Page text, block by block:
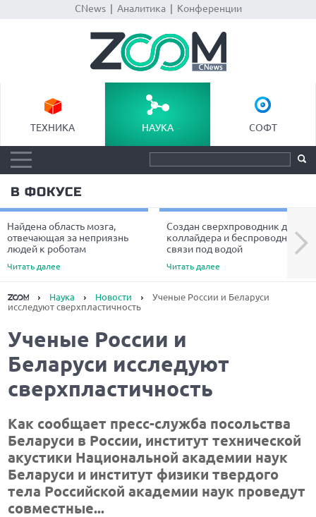
CNews| Аналитика| Конференции
ТЕХНИКА НАУКА СОФТ
В ФОКУСЕ
Найдена область мозга,
отвечающая за неприязнь
людей к роботам
Читать далее
Создан сверхпроводник для
коллайдера и беспроводной
связи под водой
Читать далее
Next
Наука Новости
Ученые России и Беларуси
исследуют сверхпластичность
Ученые России и
Беларуси исследуют
сверхпластичность
Как сообщает пресс-служба посольства
Беларуси в России, институт технической
акустики Национальной академии наук
Беларуси и институт физики твердого
тела Российской академии наук проведут
совместные...